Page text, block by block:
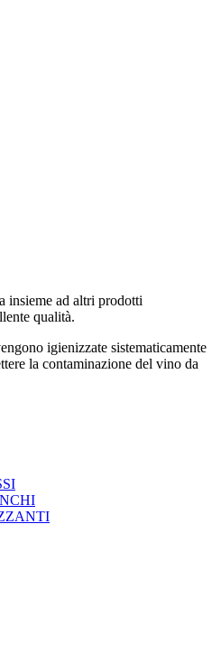
insieme ad altri prodotti
qualità.
igienizzate sistematicamente
la contaminazione del vino da